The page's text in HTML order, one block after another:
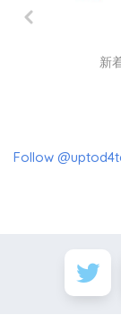
新
Follow